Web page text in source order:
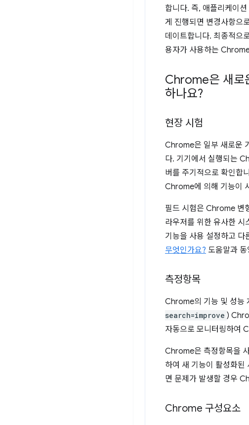
합니다. 즉, 애플리케이
게 진행되면 변경사항으
데이트합니다. 최종적으
용자가 사용하는
Chrome은 새로
하나요?
현장 시험
Chrome은 일부 새로운
다. 기기에서 실행되는
버를 주기적으로 확인합
Chrome에 의해 기능이
필드 시험은 Chrome 변
라우저를 위한 유사한 시
기능을 사용 설정하고 다
무엇인가요? 도움말과
측정항목
Chrome의 기능 및 성능
search=improve )
자동으로 모니터링하여
Chrome은 측정항목을
하여 새 기능이 활성화된
면 문제가 발생할 경우
Chrome 구성요소